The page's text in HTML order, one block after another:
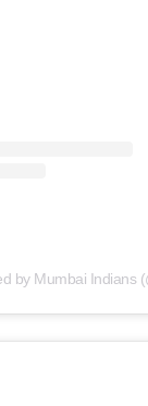
by Mumbai Indians